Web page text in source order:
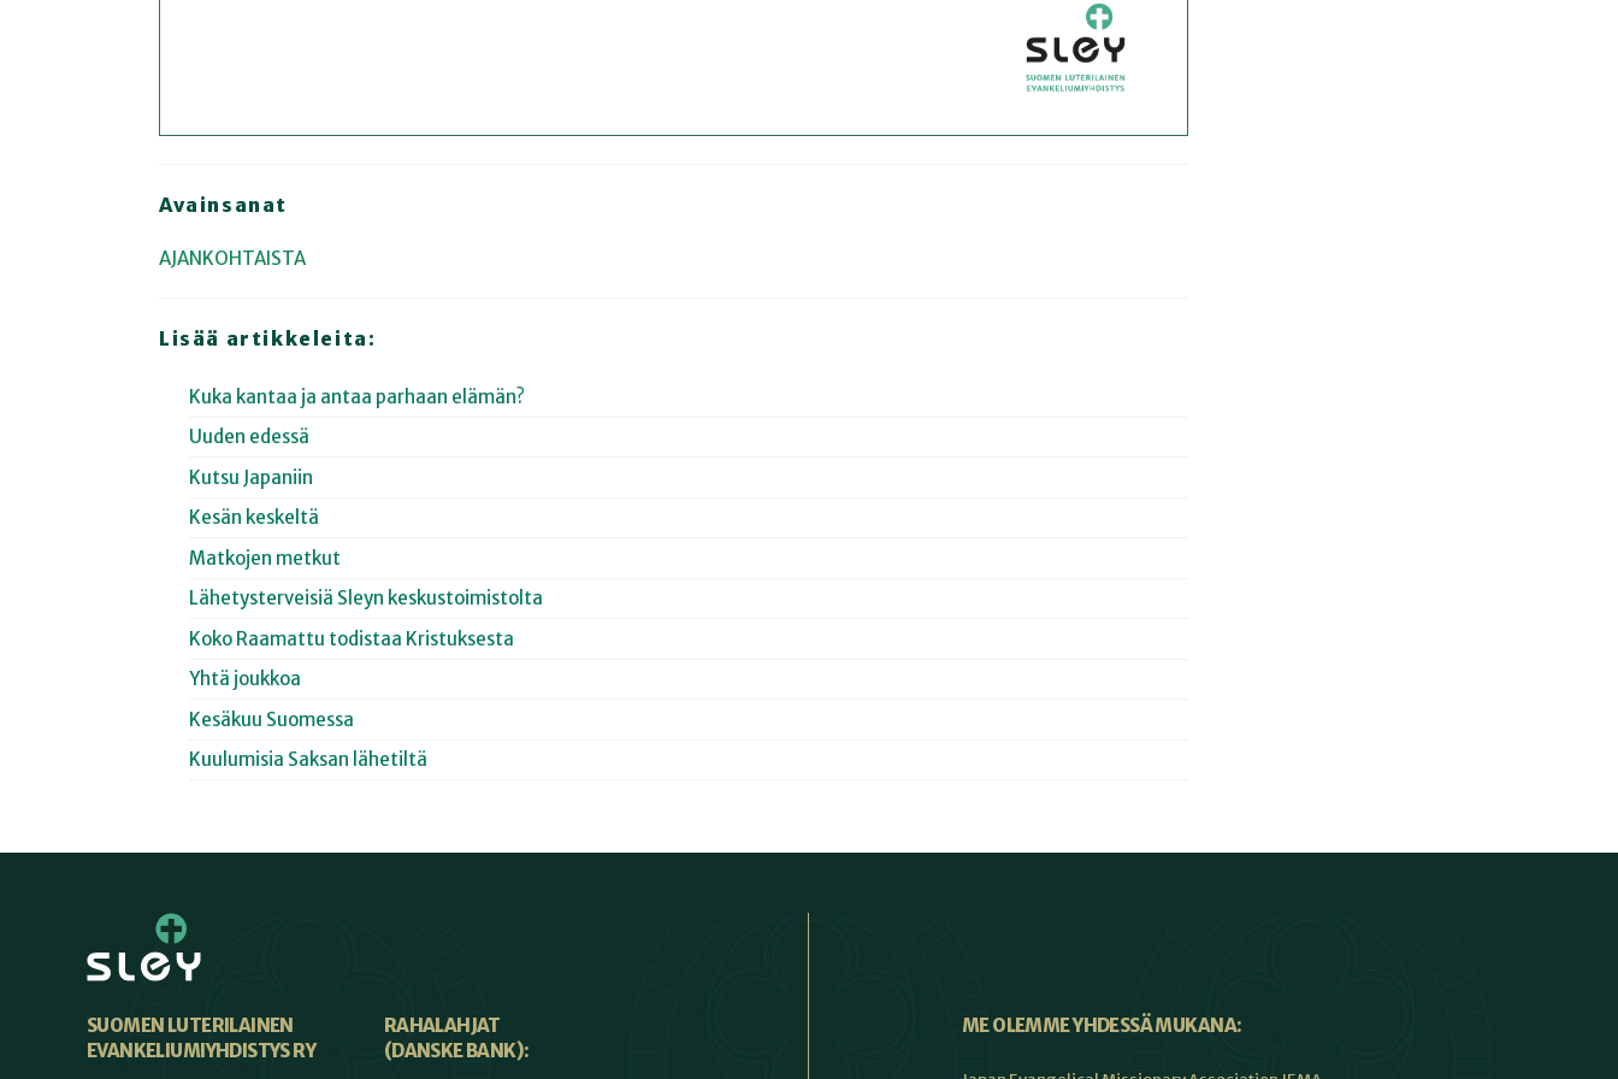
Avainsanat
AJANKOHTAISTA
Lisää artikkeleita:
Kuka kantaa ja antaa parhaan elämän?
Uuden edessä
Kutsu Japaniin
Kesän keskeltä
Matkojen metkut
Lähetysterveisiä Sleyn keskustoimistolta
Koko Raamattu todistaa Kristuksesta
Yhtä joukkoa
Kesäkuu Suomessa
Kuulumisia Saksan lähetiltä
SUOMEN LUTERILAINEN
EVANKELIUMIYHDISTYS RY
RAHALAHJAT
(DANSKE BANK):
ME OLEMME YHDESSÄ MUKANA: